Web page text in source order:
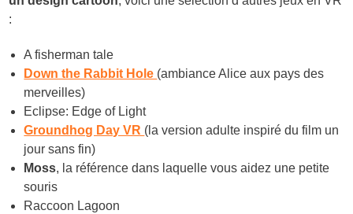
:
A fisherman tale
Down the Rabbit Hole (ambiance Alice aux pays des
merveilles)
Eclipse: Edge of Light
Groundhog Day VR (la version adulte inspiré du film un
jour sans fin)
Moss, la référence dans laquelle vous aidez une petite
souris
Raccoon Lagoon